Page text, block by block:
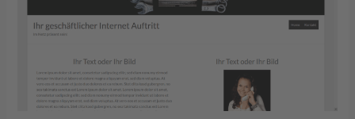
Webseite,
Website